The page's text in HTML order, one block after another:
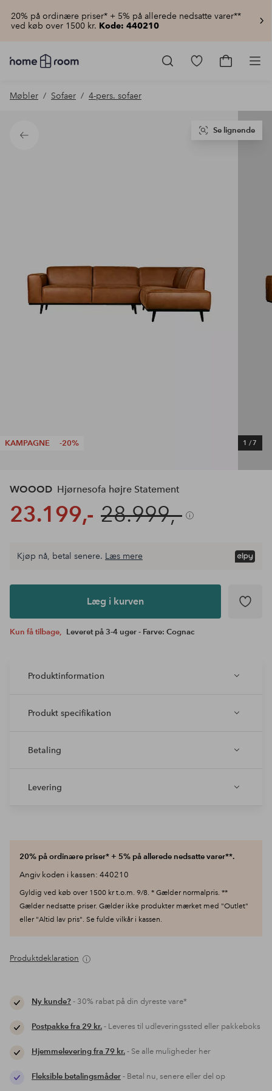
20% på ordinære priser* + 5% på allerede nedsatte varer**
ved køb over 1500 kr. Kode: 440210
Homeroom
–
hjemmet
pris
Gå
Gå
Møbler Sofaer 4-pers. sofaer
Tilbage
KAMPAGNE -20% 1 /7
Se lignende
WOOOD Hjørnesofa højre Statement
23.199,- 28.999,-
Læg i
Kjøp nå, betal senere. Læs mere
Læg i kurven
Kun få tilbage, Leveret på 3-4 uger - Farve: Cognac
Produktinformation
Produkt specifikation
Betaling
Levering
20% på ordinære priser* + 5% på allerede nedsatte varer**.
Angiv koden i kassen: 440210
Gyldig ved køb over 1500 kr t.o.m. 9/8. * Gælder normalpris. **
Gælder nedsatte priser. Gælder ikke produkter mærket med "Outlet"
eller "Altid lav pris". Se fulde vilkår i kassen.
Produktdeklaration
Ny kunde?- 30% rabat på din dyreste vare*
Postpakke fra 29 kr.- Leveres til udleveringssted eller pakkeboks
Hjemmelevering fra 79 kr.- Se alle muligheder her
Fleksible betalingsmåder- Betal nu, senere eller del op